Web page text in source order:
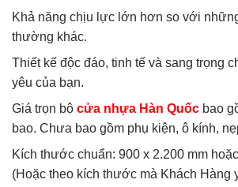
Khả năng chịu lực lớn hơn so với
thường khác.
Thiết kế độc đáo, tinh tế và sang trọng
yêu của bạn.
Giá trọn bộ cửa nhựa Hàn Quốc bao
bao. Chưa bao gồm phụ kiện, ô kính,
Kích thước chuẩn: 900 x 2.200 mm
(Hoặc theo kích thước mà Khách Hàng